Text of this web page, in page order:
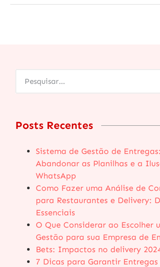
Posts Recentes
Sistema de Gestão de
Abandonar as Planilhas e a
WhatsApp
Como Fazer uma Análise de
para Restaurantes e Delivery:
Essenciais
O Que Considerar ao Escolher
Gestão para sua Empresa de
Bets: Impactos no delivery
7 Dicas para Garantir